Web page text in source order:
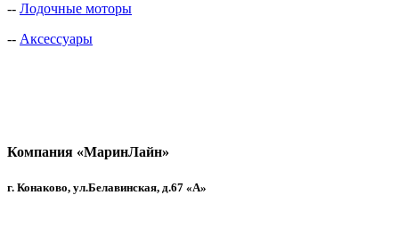
-- Лодочные моторы
-- Аксессуары
Компания «МаринЛайн»
г. Конаково, ул.Белавинская, д.67 «А»